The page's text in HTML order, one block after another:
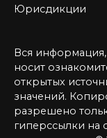
Юрисдикции
Вся информация,
носит
открытых
значений.
разрешено
гиперссылки на